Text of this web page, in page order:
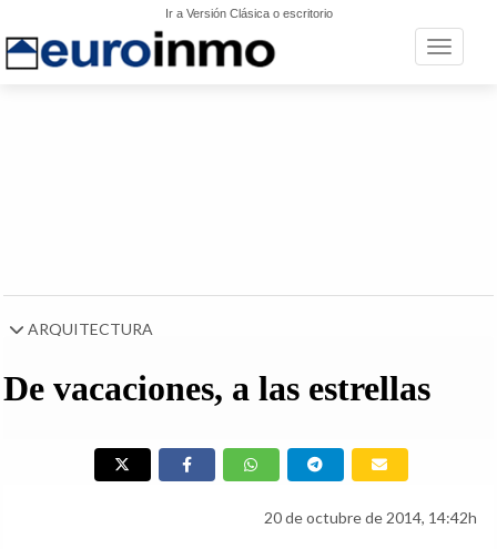
Ir a Versión Clásica o escritorio
Toggle
ARQUITECTURA
De vacaciones, a las estrellas
20 de octubre de 2014, 14:42h